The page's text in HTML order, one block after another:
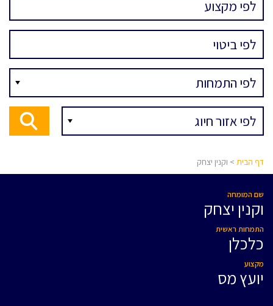
דף הבית > וקנין יצחק
שם המומחה
וקנין יצחק
התמחות ראשית
כלכלן
מקצוע
יועץ מס